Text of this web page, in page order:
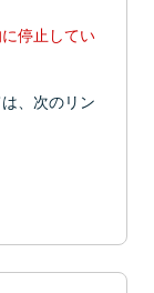
停止してい
、次のリン